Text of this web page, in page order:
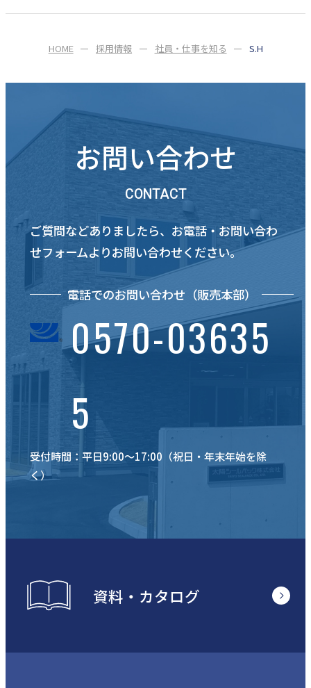
HOME 採用情報 社員・仕事を知る S.H
お問い合わせ
CONTACT
ご質問などありましたら、お電話・お問い合わ
せフォームよりお問い合わせください。
電話でのお問い合わせ（販売本部）
0570-03635
5
受付時間：平日9:00〜17:00（祝日・年末年始を除
く）
資料・カタログ